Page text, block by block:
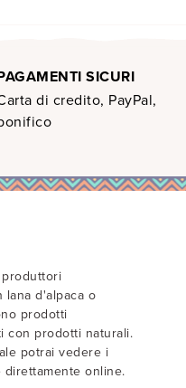
SICURI
di credito, PayPal,
produttori
lana d'alpaca o
prodotti
con prodotti naturali.
potrai vedere i
online.